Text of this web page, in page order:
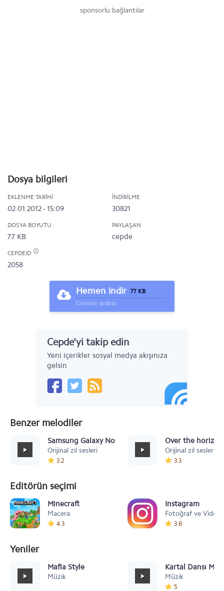
sponsorlu bağlantılar
Dosya bilgileri
EKLENME TARIHI
02.01.2012 - 15:09
İNDIRILME
30821
DOSYA BOYUTU
77 KB
PAYLAŞAN
cepde
CEPDEID
2058
Hemen indir 77 KB
Güvenle indirin
Cepde'yi takip edin
Yeni içerikler sosyal medya akışınıza
gelsin
Benzer melodiler
Samsung Galaxy Note 3 Scampering Tone
Orijinal zil sesleri
3.2
Over the horizon
Orijinal zil sesleri
3.3
Editörün seçimi
Minecraft
Macera
4.3
Instagram
Fotoğraf ve Video
3.8
Yeniler
Mafia Style
Müzik
Kartal Dansı
Müzik
5